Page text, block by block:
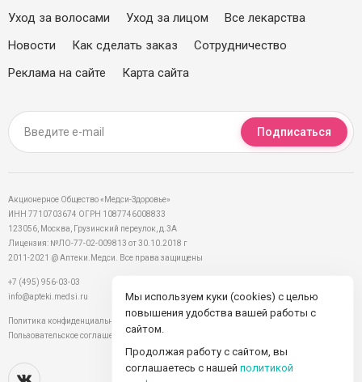
Уход за волосами
Уход за лицом
Все лекарства
Новости
Как сделать заказ
Сотрудничество
Реклама на сайте
Карта сайта
Подписаться
Акционерное Общество «Медси-Здоровье»
ИНН 7710703674 ОГРН 1087746008833
123056, Москва, Грузинский переулок, д.3А
Лицензия: №ЛО-77-02-009813 от 30.10.2018 г
2011-2021 @ Аптеки.Медси. Все права защищены
+7 (495) 956-03-03
info@apteki.medsi.ru
Политика конфиденциальности
Пользовательское соглашение
Мы используем куки (cookies) с целью
повышения удобства вашей работы с
сайтом.
Продолжая работу с сайтом, вы
соглашаетесь с нашей политикой